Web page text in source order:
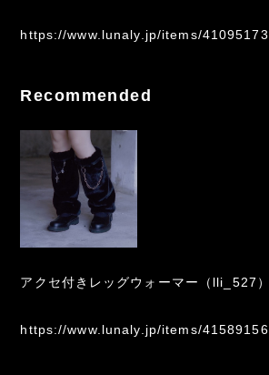
https://www.lunaly.jp/items/41095173
Recommended
アクセ付きレッグウォーマー（lli_527）
https://www.lunaly.jp/items/41589156